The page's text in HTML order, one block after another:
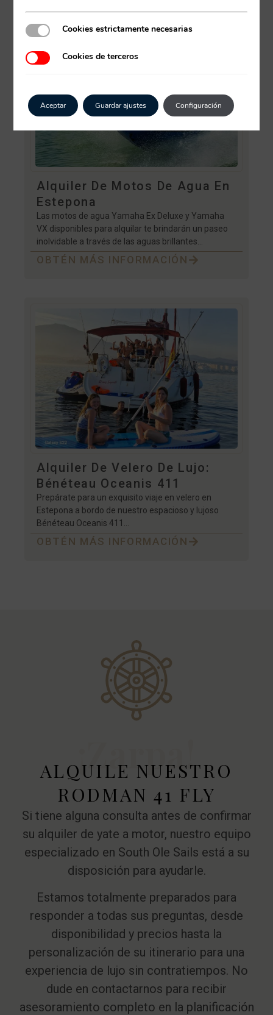
Alquiler De Motos De Agua En
Estepona
Las motos de agua Yamaha Ex Deluxe y Yamaha
VX disponibles para alquilar te brindarán un paseo
inolvidable a través de las aguas brillantes...
OBTÉN MÁS INFORMACIÓN
Alquiler De Velero De Lujo:
Bénéteau Oceanis 411
Prepárate para un exquisito viaje en velero en
Estepona a bordo de nuestro espacioso y lujoso
Bénéteau Oceanis 411...
OBTÉN MÁS INFORMACIÓN
¡Zarpa!
ALQUILE NUESTRO
RODMAN 41 FLY
Si tiene alguna consulta antes de confirmar
su alquiler de yate a motor, nuestro equipo
especializado en South Ole Sails está a su
disposición para ayudarle.
Estamos totalmente preparados para
responder a todas sus preguntas, desde
disponibilidad y precios hasta la
personalización de su itinerario para una
experiencia de lujo sin contratiempos. No
dude en contactarnos para recibir
asesoramiento completo en la planificación
Cookies estrictamente necesarias
Cookies estrictamente necesarias
Cookies de terceros
Cookies de terceros
Aceptar Guardar ajustes Configuración